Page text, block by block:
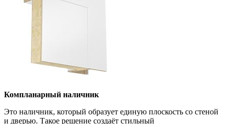
Компланарный наличник
Это наличник, который образует единую плоскость со стеной
и дверью. Такое решение создаёт стильный